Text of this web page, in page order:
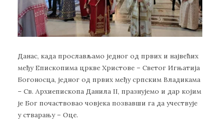
Данас, када прослављамо једног од првих и највећих
међу Епископима цркве Христове – Светог Игњатија
Богоносца, једног од првих међу српским Владикама
– Св. Архиепископа Данила II, празнујемо и дар којим
је Бог почаствовао човјека позвавши га да учествује
у стварању – Оце.